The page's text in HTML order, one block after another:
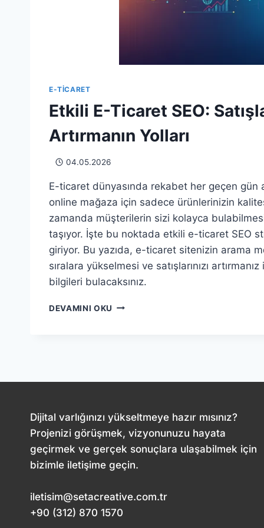
E-TICARET
Etkili E-Ticaret SEO:
Artırmanın Yolları
04.05.2026
E-ticaret dünyasında rekabet her geçen gün
online mağaza için sadece ürünlerinizin
zamanda müşterilerin sizi kolayca
taşıyor. İşte bu noktada etkili e-ticaret SEO
giriyor. Bu yazıda, e-ticaret sitenizin arama
sıralara yükselmesi ve satışlarınızı
bilgileri bulacaksınız.
DEVAMINI OKU ETKILI
Dijital varlığınızı yükseltmeye hazır mısınız?
Projenizi görüşmek, vizyonunuzu hayata
geçirmek ve gerçek sonuçlara ulaşabilmek için
bizimle iletişime geçin.
iletisim@setacreative.com.tr
+90 (312) 870 1570